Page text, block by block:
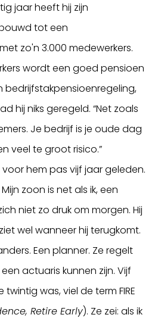
jaar heeft hij zijn
tot een
zo'n 3.000 medewerkers.
wordt een goed pensioen
hij niks geregeld. “Net zoals
Je bedrijf is je oude dag
veel te groot risico.”
hem pas vijf jaar geleden.
zoon is net als ik, een
niet zo druk om morgen. Hij
wel wanneer hij terugkomt.
Een planner. Ze regelt
actuaris kunnen zijn. Vijf
was, viel de term FIRE
Retire Early). Ze zei: als ik